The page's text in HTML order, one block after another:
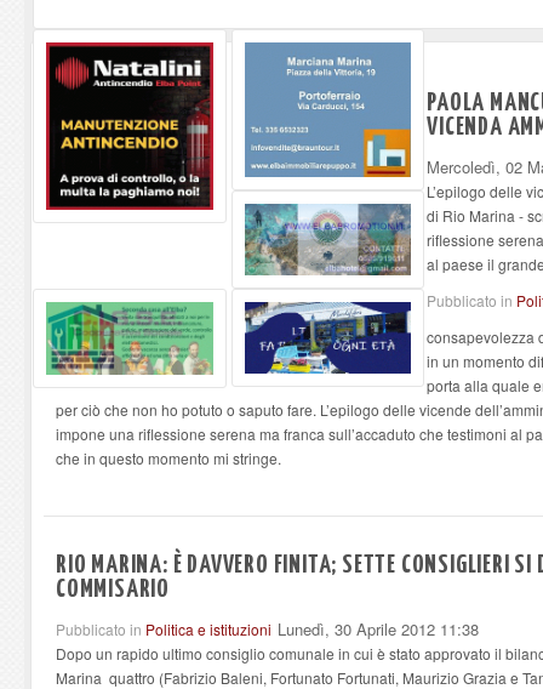
PAOLA
VICENDA
Pubblicato in
Mercoledì, 02
L’epilogo delle
di Rio Marina -
riflessione
al paese il
consapevolezza
in un momento
porta alla quale
per ciò che non ho potuto o saputo fare. L’epilogo delle vicende
impone una riflessione serena ma franca sull’accaduto che testimoni al
che in questo momento mi stringe.
RIO MARINA: È DAVVERO FINITA; SETTE CONSIGLIERI SI
COMMISARIO
Pubblicato in Politica e istituzioni Lunedì, 30 Aprile 2012 11:38
Dopo un rapido ultimo consiglio comunale in cui è stato approvato il
Marina quattro (Fabrizio Baleni, Fortunato Fortunati, Maurizio Grazia e